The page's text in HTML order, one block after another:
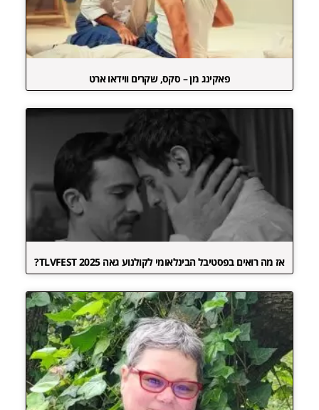
פאקינג מן – סקס, שקרים ווידאו ארט
אז מה רואים בפסטיבל הבינלאומי לקולנוע גאה TLVFEST 2025?